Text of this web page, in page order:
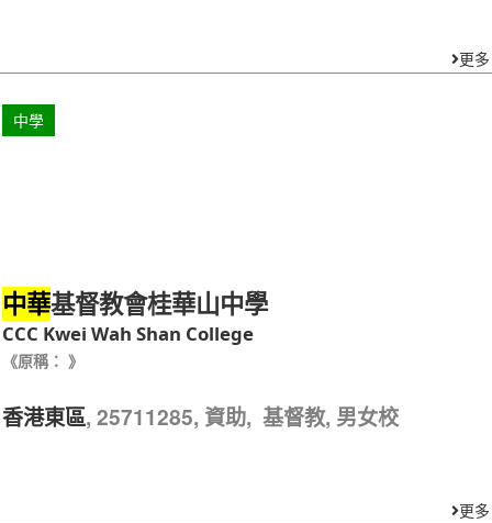
更多
中學
中華基督教會桂華山中學
CCC Kwei Wah Shan College
《原稱： 》
香港東區, 25711285, 資助, 基督教, 男女校
更多